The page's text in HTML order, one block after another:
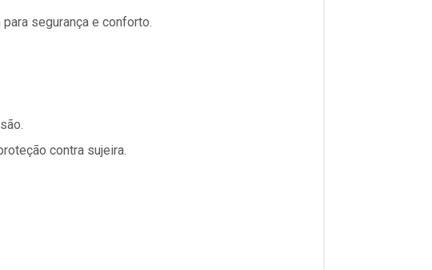
segurança e conforto.
contra sujeira.